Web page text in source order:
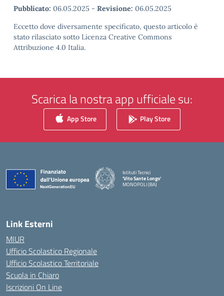
Pubblicato: 06.05.2025 - Revisione: 06.05.2025
Eccetto dove diversamente specificato, questo articolo è
stato rilasciato sotto Licenza Creative Commons
Attribuzione 4.0 Italia.
Scarica la nostra app ufficiale su:
App Store Play Store
Istituti Tecnici
'Vito Sante Longo'
MONOPOLI (BA)
Link Esterni
MIUR
Ufficio Scolastico Regionale
Ufficio Scolastico Territoriale
Scuola in Chiaro
Iscrizioni On Line